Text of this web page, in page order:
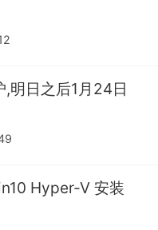
,明日之后1月24日
Hyper-V 安装